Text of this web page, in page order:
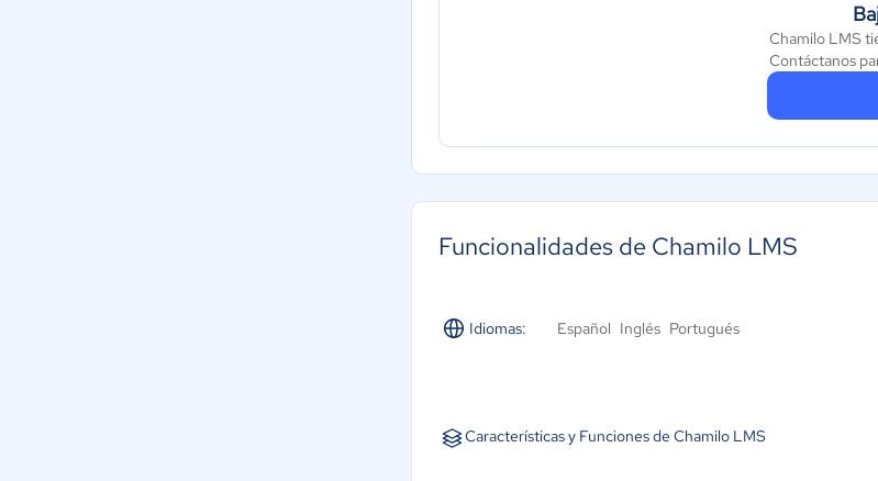
Chamilo LMS
Contáctanos
Funcionalidades de Chamilo LMS
Idiomas: Español Inglés Portugués
Características y Funciones de Chamilo LMS